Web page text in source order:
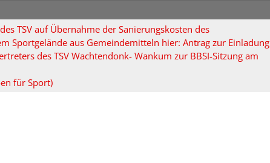
TSV auf Übernahme der Sanierungskosten des
Sportgelände aus Gemeindemitteln hier: Antrag zur Einladung
des TSV Wachtendonk- Wankum zur BBSI-Sitzung am
für Sport)